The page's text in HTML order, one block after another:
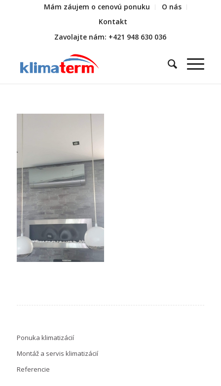
Mám záujem o cenovú ponuku
O nás
Kontakt
Zavolajte nám: +421 948 630 036
Ponuka klimatizácií
Montáž a servis klimatizácií
Referencie